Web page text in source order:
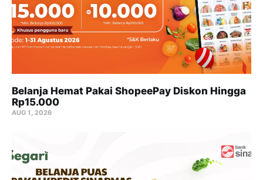
Belanja Hemat Pakai ShopeePay Diskon Hingga
Rp15.000
AUG 1, 2026